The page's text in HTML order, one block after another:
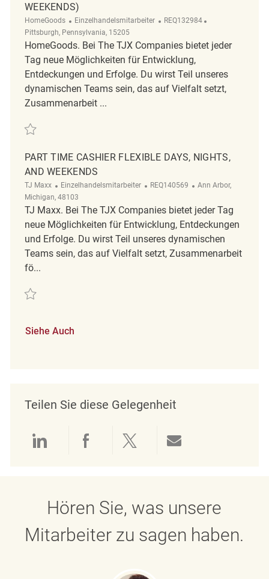
WEEKENDS)
HomeGoods Kategorie
Einzelhandelsmitarbeiter ReqId
REQ132984
Pittsburgh, Pennsylvania, 15205
HomeGoods. Bei The TJX Companies bietet jeder
Tag neue Möglichkeiten für Entwicklung,
Entdeckungen und Erfolge. Du wirst Teil unseres
dynamischen Teams sein, das auf Vielfalt setzt,
Zusammenarbeit ...
Retten Robinson Homegoods: Part-time Merchandise Associate
PART TIME CASHIER FLEXIBLE DAYS, NIGHTS,
AND WEEKENDS
TJ Maxx Kategorie
Einzelhandelsmitarbeiter ReqId
REQ140569 Ort
Ann Arbor,
Michigan, 48103
TJ Maxx. Bei The TJX Companies bietet jeder Tag
neue Möglichkeiten für Entwicklung, Entdeckungen
und Erfolge. Du wirst Teil unseres dynamischen
Teams sein, das auf Vielfalt setzt, Zusammenarbeit
fö...
Retten PART TIME CASHIER FLEXIBLE DAYS, NIGHTS, AND WEEKENDS
Siehe Auch
Teilen Sie diese Gelegenheit
Über LinkedIn teilen
Über Facebook teilen
Über Twitter teilen
Hören Sie, was unsere
Mitarbeiter zu sagen haben.